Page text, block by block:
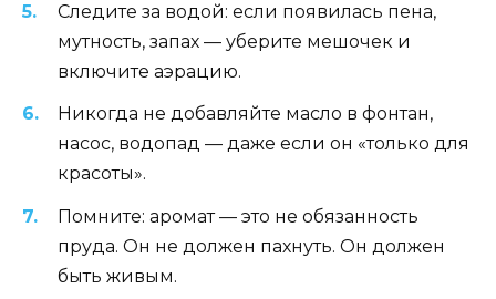
Следите за водой: если появилась пена,
мутность, запах — уберите мешочек и
включите аэрацию.
Никогда не добавляйте масло в фонтан,
насос, водопад — даже если он «только для
красоты».
Помните: аромат — это не обязанность
пруда. Он не должен пахнуть. Он должен
быть живым.